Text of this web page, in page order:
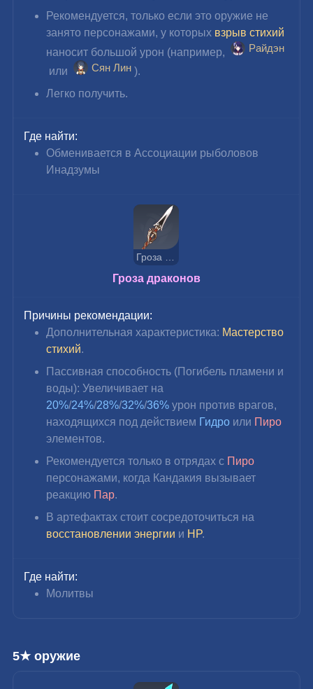
Рекомендуется, только если это оружие не
занято персонажами, у которых взрыв стихий
наносит большой урон (например,
Райдэн
или
Сян Лин ).
Легко получить.
Где найти:
Обменивается в Ассоциации рыболовов
Инадзумы
Гроза драконов
Причины рекомендации:
Дополнительная характеристика: Мастерство
стихий.
Пассивная способность (Погибель пламени и
воды): Увеличивает на
20%/24%/28%/32%/36% урон против врагов,
находящихся под действием Гидро или Пиро
элементов.
Рекомендуется только в отрядах с Пиро
персонажами, когда Кандакия вызывает
реакцию Пар.
В артефактах стоит сосредоточиться на
восстановлении энергии и HP.
Где найти:
Молитвы
5★ оружие